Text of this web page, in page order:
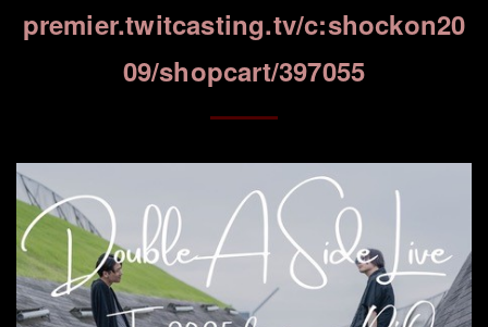
premier.twitcasting.tv/c:shockon20
09/shopcart/397055